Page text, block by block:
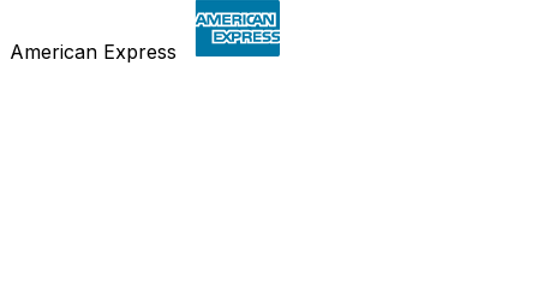
American Express